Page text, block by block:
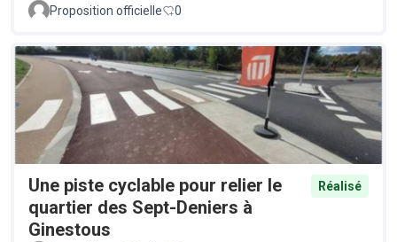
Proposition officielle 0
Une piste cyclable pour relier le
quartier des Sept-Deniers à
Ginestous
Réalisé